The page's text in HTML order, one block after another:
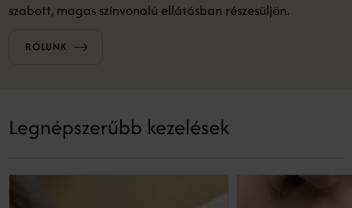
szabott, magas színvonalú ellátásban részesüljön.
RÓLUNK
Legnépszerűbb kezelések